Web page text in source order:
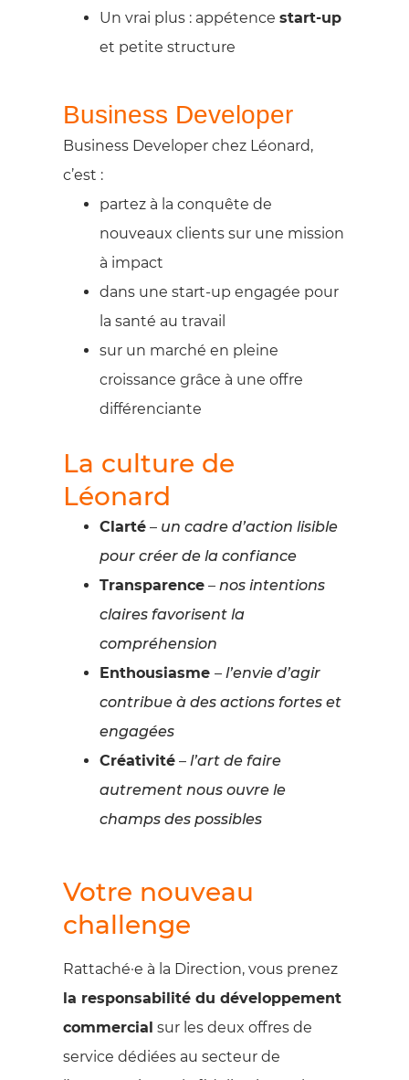
Un vrai plus : appétence start-up
et petite structure
Business Developer
Business Developer chez Léonard,
c’est :
partez à la conquête de
nouveaux clients sur une mission
à impact
dans une start-up engagée pour
la santé au travail
sur un marché en pleine
croissance grâce à une offre
différenciante
La culture de
Léonard
Clarté – un cadre d’action lisible
pour créer de la confiance
Transparence – nos intentions
claires favorisent la
compréhension
Enthousiasme – l’envie d’agir
contribue à des actions fortes et
engagées
Créativité – l’art de faire
autrement nous ouvre le
champs des possibles
Rattaché·e à la Direction, vous prenez
la responsabilité du développement
commercial sur les deux offres de
service dédiées au secteur de
Votre nouveau
challenge